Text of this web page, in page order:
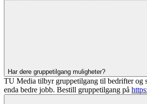
Har dere gruppetilgang muligheter?
TU Media tilbyr gruppetilgang til bedrifter og
enda bedre jobb. Bestill gruppetilgang på